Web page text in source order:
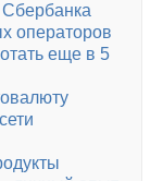
Сбербанка
операторов
еще в 5